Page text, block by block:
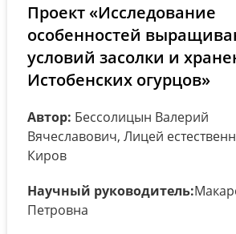
Проект «Исследование
особенностей
условий засолки и
Истобенских огурцов»
Автор: Бессолицын Валерий
Вячеславович, Лицей
Киров
Научный руководитель:
Петровна